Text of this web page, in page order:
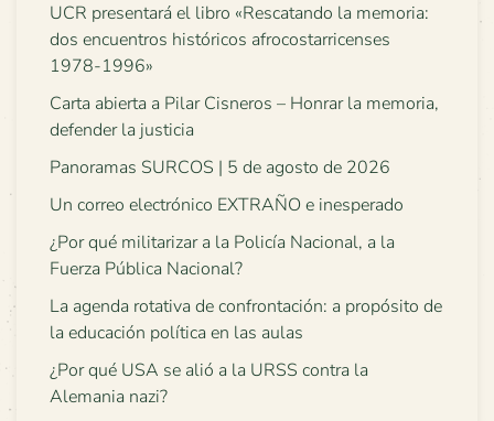
UCR presentará el libro «Rescatando la memoria:
dos encuentros históricos afrocostarricenses
1978-1996»
Carta abierta a Pilar Cisneros – Honrar la memoria,
defender la justicia
Panoramas SURCOS | 5 de agosto de 2026
Un correo electrónico EXTRAÑO e inesperado
¿Por qué militarizar a la Policía Nacional, a la
Fuerza Pública Nacional?
La agenda rotativa de confrontación: a propósito de
la educación política en las aulas
¿Por qué USA se alió a la URSS contra la
Alemania nazi?